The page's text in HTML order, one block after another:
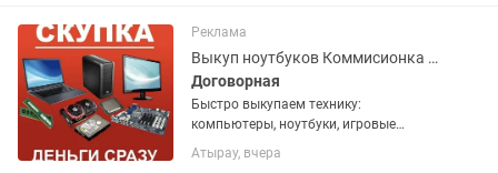
действует гарантия еще 10...
Реклама
Выкуп ноутбуков Коммисионка быстро самые высокие цены оплата сразу!!!
Договорная
Быстро выкупаем технику:
компьютеры, ноутбуки, игровые
приставки, технику для дома,
аксессуары для компьютера,
Атырау, вчера